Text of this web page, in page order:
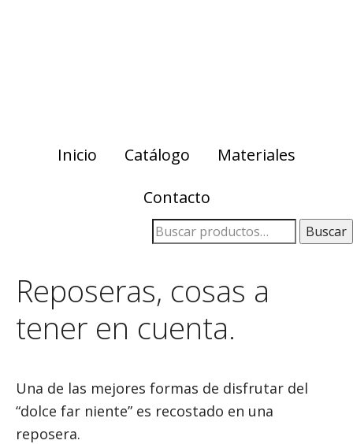
Inicio Catálogo
Materiales
Contacto
Buscar
Reposeras, cosas a
tener en cuenta.
Una de las mejores formas de disfrutar del
“dolce far niente” es recostado en una
reposera.